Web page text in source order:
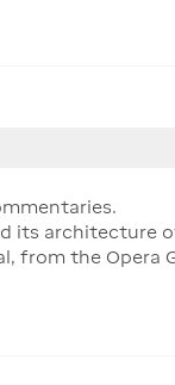
its architecture
from the Opera